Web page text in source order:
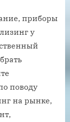
приборы
у
поводу
на рынке,